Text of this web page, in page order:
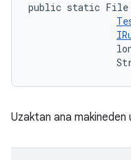
public static File
Uzaktan ana